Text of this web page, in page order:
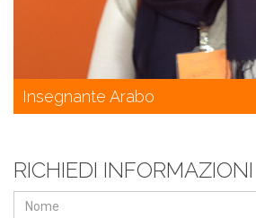
Insegnante Arabo
RICHIEDI INFORMAZIONI